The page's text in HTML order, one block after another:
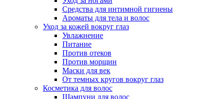
Средства для интимной гигиены
Ароматы для тела и волос
Уход за кожей вокруг глаз
Увлажнение
Питание
Против отеков
Против морщин
Маски для век
От темных кругов вокруг глаз
Косметика для волос
Шампуни для волос